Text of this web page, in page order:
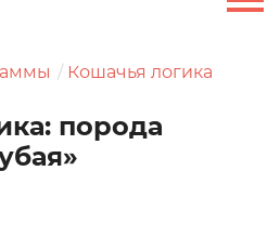
Кошачья логика
порода